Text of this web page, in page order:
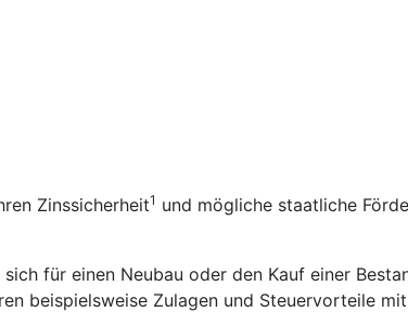
Zinssicherheit1 und mögliche staatliche
sich für einen Neubau oder den Kauf einer
beispielsweise Zulagen und Steuervorteile